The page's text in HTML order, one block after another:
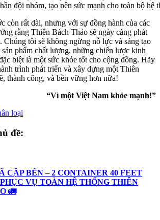
đội nhóm, tạo nên sức mạnh cho toàn bộ hệ
còn rất dài, nhưng với sự đồng hành của các
rằng Thiên Bách Thảo sẽ ngày càng phát
Chúng tôi sẽ không ngừng nỗ lực và sáng tạo
phẩm chất lượng, những chiến lược kinh
biệt là một sức khỏe tốt cho cộng đồng. Hãy
trình phát triển và xây dựng một Thiên
thành công, và bền vững hơn nữa!
“Vì một Việt Nam khỏe mạnh!”
loại
đề:
CẬP BẾN – 2 CONTAINER 40 FEET
VỤ TOÀN HỆ THỐNG THIÊN
🚛